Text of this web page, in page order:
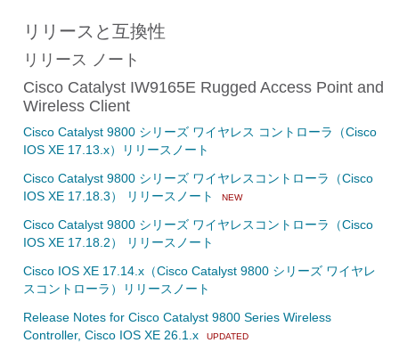
リリースと互換性
リリース ノート
Cisco Catalyst IW9165E Rugged Access Point and
Wireless Client
Cisco Catalyst 9800 シリーズ ワイヤレス コントローラ（Cisco
IOS XE 17.13.x）リリースノート
Cisco Catalyst 9800 シリーズ ワイヤレスコントローラ（Cisco
IOS XE 17.18.3） リリースノート
NEW
Cisco Catalyst 9800 シリーズ ワイヤレスコントローラ（Cisco
IOS XE 17.18.2） リリースノート
Cisco IOS XE 17.14.x（Cisco Catalyst 9800 シリーズ ワイヤレ
スコントローラ）リリースノート
Release Notes for Cisco Catalyst 9800 Series Wireless
Controller, Cisco IOS XE 26.1.x
UPDATED